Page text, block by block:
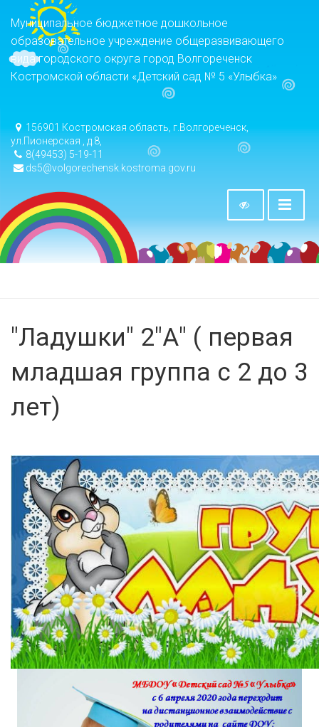
Муниципальное бюджетное дошкольное
образовательное учреждение общеразвивающего
вида городского округа город Волгореченск
Костромской области «Детский сад № 5 «Улыбка»
156901 Костромская область, г.Волгореченск,
ул.Пионерская , д.8,
8(49453) 5-19-11
ds5@volgorechensk.kostroma.gov.ru
"Ладушки" 2"А" ( первая
младшая группа с 2 до 3
лет)